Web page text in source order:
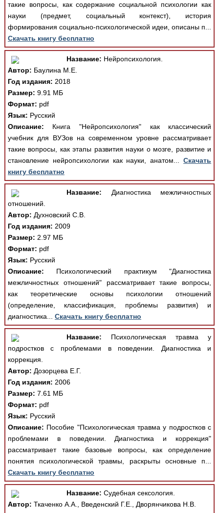
такие вопросы, как содержание социальной психологии как
науки (предмет, социальный контекст), история
формирования социально-психологической идеи, описаны п...
Скачать книгу бесплатно
Название: Нейропсихология.
Автор: Баулина М.Е.
Год издания: 2018
Размер: 9.91 МБ
Формат: pdf
Язык: Русский
Описание: Книга "Нейропсихология" как классический
учебник для ВУЗов на современном уровне рассматривает
такие вопросы, как этапы развития науки о мозге, развитие и
становление нейропсихологии как науки, анатом...Скачать
книгу бесплатно
Название: Диагностика межличностных
отношений.
Автор: Духновский С.В.
Год издания: 2009
Размер: 2.97 МБ
Формат: pdf
Язык: Русский
Описание: Психологический практикум "Диагностика
межличностных отношений" рассматривает такие вопросы,
как теоретические основы психологии отношений
(определение, классификация, проблемы развития) и
диагностика... Скачать книгу бесплатно
Название: Психологическая травма у
подростков с проблемами в поведении. Диагностика и
коррекция.
Автор: Дозорцева Е.Г.
Год издания: 2006
Размер: 7.61 МБ
Формат: pdf
Язык: Русский
Описание: Пособие "Психологическая травма у подростков с
проблемами в поведении. Диагностика и коррекция"
рассматривает такие базовые вопросы, как определение
понятия психологической травмы, раскрыты основные п...
Скачать книгу бесплатно
Название: Судебная сексология.
Автор: Ткаченко А.А., Введенский Г.Е., Дворянчикова Н.В.